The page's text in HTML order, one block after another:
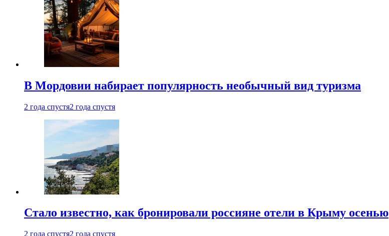
В Мордовии набирает популярность необычный вид туризма
2 года спустя2 года спустя
Стало известно, как бронировали россияне отели в Крыму осенью
2 года спустя2 года спустя